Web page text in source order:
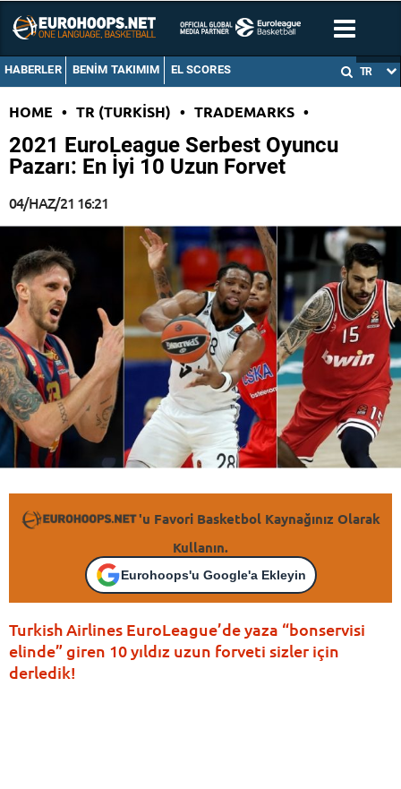
HABERLER BENIM TAKIMIM EL SCORES TR
HOME • TR (TURKISH) • TRADEMARKS •
2021 EuroLeague Serbest Oyuncu
Pazarı: En İyi 10 Uzun Forvet
04/HAZ/21 16:21
'u Favori Basketbol Kaynağınız Olarak
Kullanın.
Eurohoops'u Google'a Ekleyin
Turkish Airlines EuroLeague’de yaza “bonservisi
elinde” giren 10 yıldız uzun forveti sizler için
derledik!